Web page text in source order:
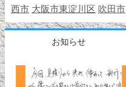
西市 大阪市東淀川区 吹田市
お知らせ